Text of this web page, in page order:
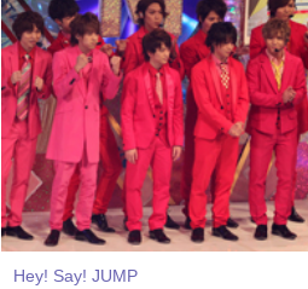
Hey! Say! JUMP